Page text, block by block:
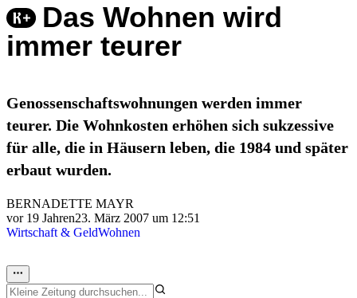
Das Wohnen wird
immer teurer
Genossenschaftswohnungen werden immer
teurer. Die Wohnkosten erhöhen sich sukzessive
für alle, die in Häusern leben, die 1984 und später
erbaut wurden.
BERNADETTE MAYR
vor 19 Jahren23. März 2007 um 12:51
Wirtschaft & GeldWohnen